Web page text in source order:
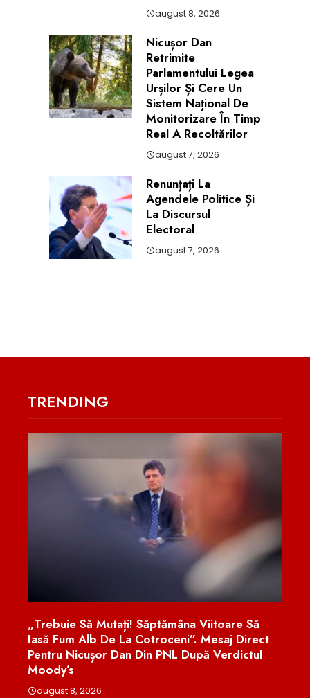
august 8, 2026
Nicușor Dan
Retrimite
Parlamentului Legea
Urșilor Și Cere Un
Sistem Național De
Monitorizare În Timp
Real A Recoltărilor
august 7, 2026
Renunțați La
Agendele Politice Și
La Discursul
Electoral
august 7, 2026
TRENDING
„Trebuie Să Mutați! Săptămâna Viitoare Să
Iasă Fum Alb De La Cotroceni”. Mesaj Direct
Pentru Nicușor Dan Din PNL După Verdictul
Moody’s
august 8, 2026